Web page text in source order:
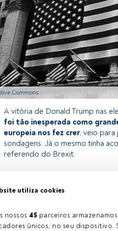
utiliza cookies
nossos 45 parceiros
únicos, no seu dispositivo.
Commons
A vitória de Donald Trump nas
foi tão inesperada como
europeia nos fez crer, veio para
sondagens. Já o mesmo tinha
referendo do Brexit.
Este é um artigo exclusivo para
convidamo-lo a registar-se e
FundsPeople oferece.